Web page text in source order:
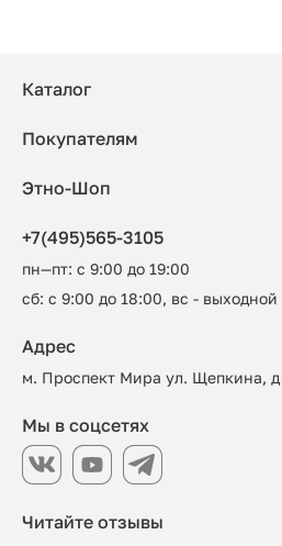
Каталог
Покупателям
Этно-Шоп
+7(495)565-3105
пн—пт: с 9:00 до 19:00
сб: с 9:00 до 18:00, вс - выходной
Читайте отзывы
Адрес
м. Проспект Мира ул. Щепкина,
Мы в соцсетях